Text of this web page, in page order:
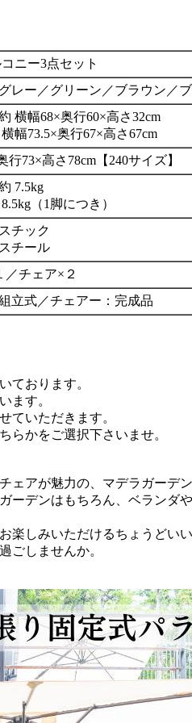
ニー3点セット
レー／グリーン／ブラウン／
横幅68×奥行60×高さ32cm
幅73.5×奥行67×高さ67cm
行73×高さ78cm【240サイズ】
7.5kg
（1脚につき）
チック
チール
／チェア×２
立式／チェアー：完成品
ております。
ます。
ていただきます。
らかをご選択下さいませ。
ェアが魅力の、マデラガーデ
ーデンはもちろん、ベランダ
楽しみいただけるちょうどい
ごしませんか。